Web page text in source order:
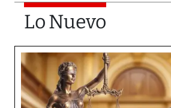
Lo Nuevo